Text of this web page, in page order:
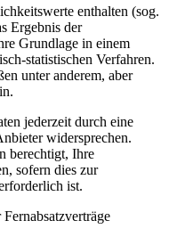
enthalten (sog.
Ergebnis der
Grundlage in einem
statistischen Verfahren.
unter anderem, aber
jederzeit durch eine
widersprechen.
berechtigt, Ihre
sofern dies zur
ist.